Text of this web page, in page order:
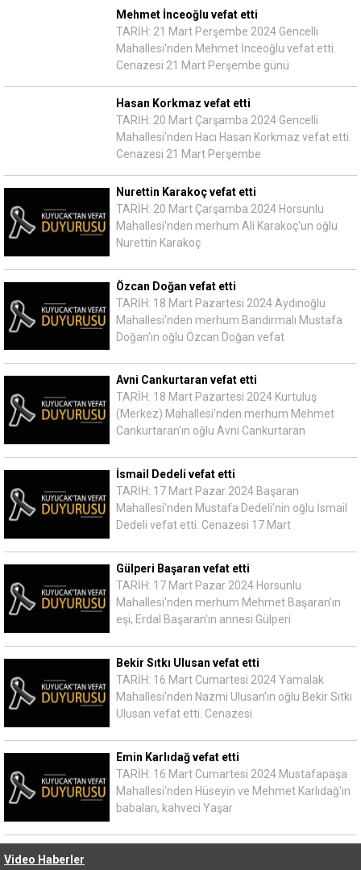
Mehmet İnceoğlu vefat etti
TARİH: 21 Mart Perşembe 2024 Gencelli
Mahallesi'nden Mehmet İnceoğlu vefat etti.
Cenazesi 21 Mart Perşembe günü
Hasan Korkmaz vefat etti
TARİH: 20 Mart Çarşamba 2024 Gencelli
Mahallesi'nden Hacı Hasan Korkmaz vefat etti.
Cenazesi 21 Mart Perşembe
Nurettin Karakoç vefat etti
TARİH: 20 Mart Çarşamba 2024 Horsunlu
Mahallesi'nden merhum Ali Karakoç'un oğlu
Nurettin Karakoç
Özcan Doğan vefat etti
TARİH: 18 Mart Pazartesi 2024 Aydınoğlu
Mahallesi'nden merhum Bandırmalı Mustafa
Doğan'ın oğlu Özcan Doğan vefat
Avni Cankurtaran vefat etti
TARİH: 18 Mart Pazartesi 2024 Kurtuluş
(Merkez) Mahallesi'nden merhum Mehmet
Cankurtaran'ın oğlu Avni Cankurtaran
İsmail Dedeli vefat etti
TARİH: 17 Mart Pazar 2024 Başaran
Mahallesi'nden Mustafa Dedeli'nin oğlu İsmail
Dedeli vefat etti. Cenazesi 17 Mart
Gülperi Başaran vefat etti
TARİH: 17 Mart Pazar 2024 Horsunlu
Mahallesi'nden merhum Mehmet Başaran'ın
eşi, Erdal Başaran'ın annesi Gülperi
Bekir Sıtkı Ulusan vefat etti
TARİH: 16 Mart Cumartesi 2024 Yamalak
Mahallesi'nden Nazmi Ulusan'ın oğlu Bekir Sıtkı
Ulusan vefat etti. Cenazesi
Emin Karlıdağ vefat etti
TARİH: 16 Mart Cumartesi 2024 Mustafapaşa
Mahallesi'nden Hüseyin ve Mehmet Karlıdağ'ın
babaları, kahveci Yaşar
Video Haberler